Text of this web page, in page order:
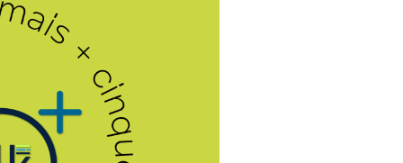
50 anos costuma ser um
e recursos humanos,
dos empregadores.
dos últimos anos, pois a
e os mais experientes